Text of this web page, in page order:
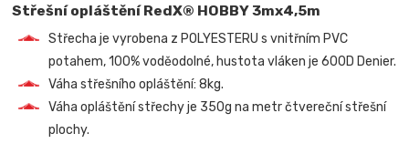
Střešní opláštění RedX® HOBBY 3mx4,5m
Střecha je vyrobena z POLYESTERU s vnitřním PVC
potahem, 100% voděodolné, hustota vláken je 600D Denier.
Váha střešního opláštění: 8kg.
Váha opláštění střechy je 350g na metr čtvereční střešní
plochy.